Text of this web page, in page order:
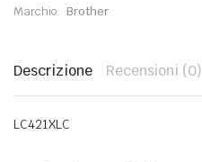
Marchio: Brother
Descrizione Recensioni (0)
LC421XLC